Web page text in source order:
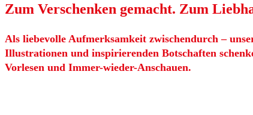
Zum Verschenken gemacht. Zum
Als liebevolle Aufmerksamkeit zwischendurch –
Illustrationen und inspirierenden Botschaften
Vorlesen und Immer-wieder-Anschauen.